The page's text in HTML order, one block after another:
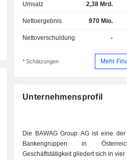
Umsatz 2,38 Mrd.
Nettoergebnis 970 Mio.
Nettoverschuldung -
* Schätzungen Mehr
Unternehmensprofil
Die BAWAG Group AG ist eine der
Bankengruppen in
Geschäftstätigkeit gliedert sich in vier